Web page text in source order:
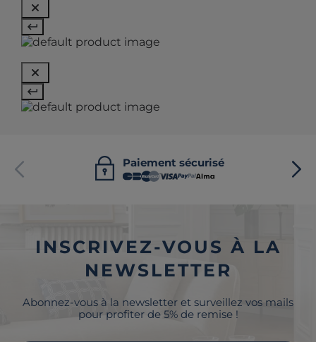
Paiement sécurisé
INSCRIVEZ-VOUS À LA
NEWSLETTER
Abonnez-vous à la newsletter et surveillez vos mails
pour profiter de 5% de remise !